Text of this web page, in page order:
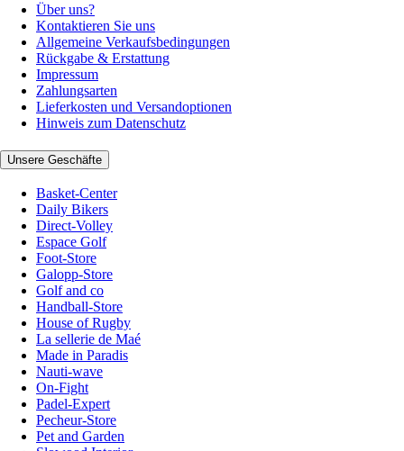
Über uns?
Kontaktieren Sie uns
Allgemeine Verkaufsbedingungen
Rückgabe & Erstattung
Impressum
Zahlungsarten
Lieferkosten und Versandoptionen
Hinweis zum Datenschutz
Unsere Geschäfte
Basket-Center
Daily Bikers
Direct-Volley
Espace Golf
Foot-Store
Galopp-Store
Golf and co
Handball-Store
House of Rugby
La sellerie de Maé
Made in Paradis
Nauti-wave
On-Fight
Padel-Expert
Pecheur-Store
Pet and Garden